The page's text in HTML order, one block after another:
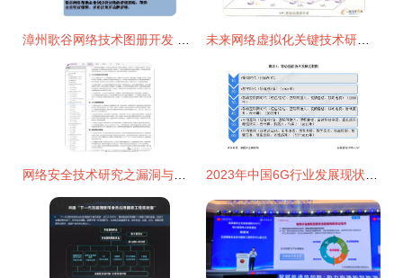
漳州歌谷网络技术图册开发 创新构建智能化平台 未来网络虚拟化关键技术研究开发与应用展望
网络安全技术研究之漏洞与安全工具开发（下） 2023年中国6G行业发展现状分析 网络技术的研究与突破